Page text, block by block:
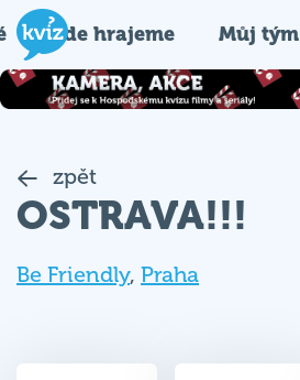
Kde hrajeme Můj tým
zpět
OSTRAVA!!!
Be Friendly, Praha